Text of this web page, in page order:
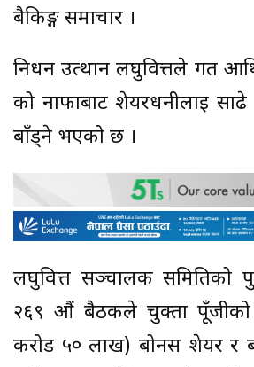
बैकिङ्ग समाचार ।
निर्धन उत्थान लघुवित्तले गत
को नाफाबाट शेयरधनीलाई
बाँड्ने भएको छ ।
लघुवित्त सञ्चालक समितिको
२६९ औं बैठकले चुक्ता पूँजीको
करोड ५० लाख) बोनस शेयर र